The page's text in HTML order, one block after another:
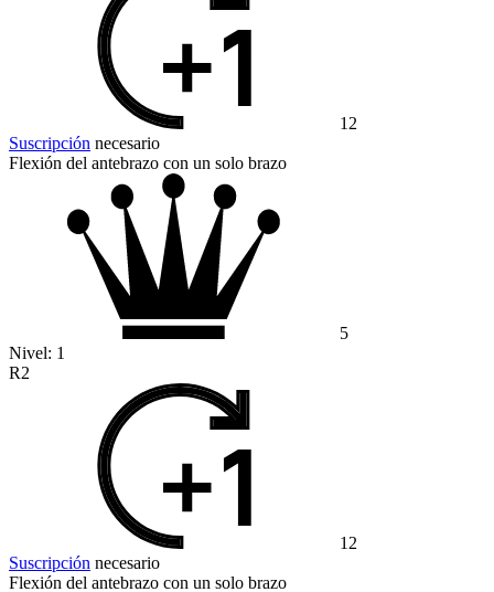
12
Suscripción necesario
Flexión del antebrazo con un solo brazo
5
Nivel: 1
R2
12
Suscripción necesario
Flexión del antebrazo con un solo brazo